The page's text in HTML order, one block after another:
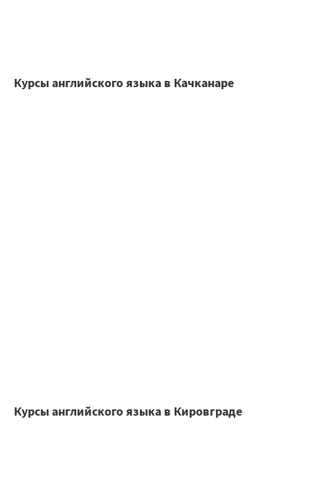
Курсы английского языка в Качканаре
Курсы английского языка в Кировграде